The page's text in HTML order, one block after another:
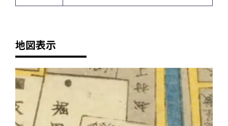
地図表示
+